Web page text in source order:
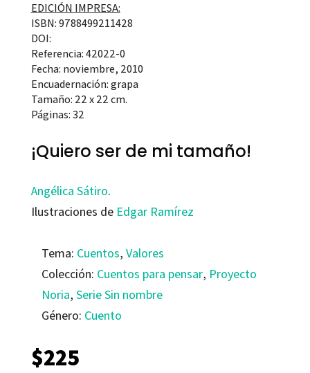
EDICIÓN IMPRESA:
ISBN: 9788499211428
DOI:
Referencia: 42022-0
Fecha: noviembre, 2010
Encuadernación: grapa
Tamaño: 22 x 22 cm.
Páginas: 32
¡Quiero ser de mi tamaño!
Angélica Sátiro.
Ilustraciones de Edgar Ramírez
Tema: Cuentos, Valores
Colección: Cuentos para pensar, Proyecto
Noria, Serie Sin nombre
Género: Cuento
$225